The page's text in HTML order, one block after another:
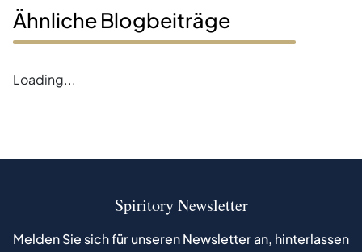
Ähnliche Blogbeiträge
Loading...
Spiritory Newsletter
Melden Sie sich für unseren Newsletter an, hinterlassen